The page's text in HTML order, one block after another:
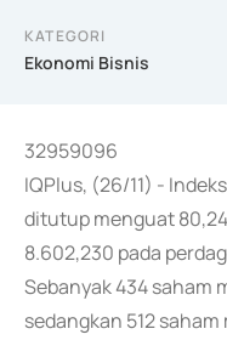
KATEGORI
Ekonomi Bisnis
32959096
IQPlus, (26/11) -
ditutup menguat
8.602,230 pada
Sebanyak 434 saham
sedangkan 512